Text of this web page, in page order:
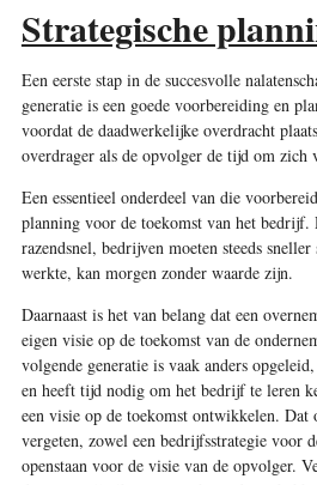
Strategische
Een eerste stap in de succesvolle
generatie is een goede voorbereiding en
voordat de daadwerkelijke overdracht
overdrager als de opvolger de tijd om zich
Een essentieel onderdeel van die
planning voor de toekomst van het bedrijf.
razendsnel, bedrijven moeten steeds
werkte, kan morgen zonder waarde zijn.
Daarnaast is het van belang dat een
eigen visie op de toekomst van de
volgende generatie is vaak anders
en heeft tijd nodig om het bedrijf te leren
een visie op de toekomst ontwikkelen. Dat
vergeten, zowel een bedrijfsstrategie voor
openstaan voor de visie van de opvolger.